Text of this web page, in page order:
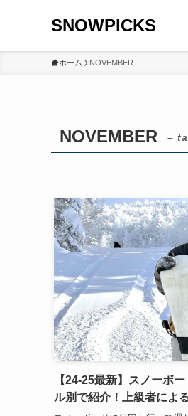
SNOWPICKS
ホーム NOVEMBER
NOVEMBER –
【24-25最新】スノーボ
ル別で紹介！上級者によ